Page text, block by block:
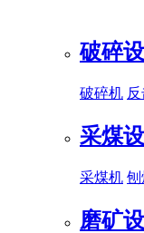
破碎
破碎机
采煤
采煤机 刨
磨矿